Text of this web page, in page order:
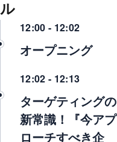
ル
12:00 - 12:02
オープニング
12:02 - 12:13
ターゲティングの
新常識！『今アプ
ローチすべき企